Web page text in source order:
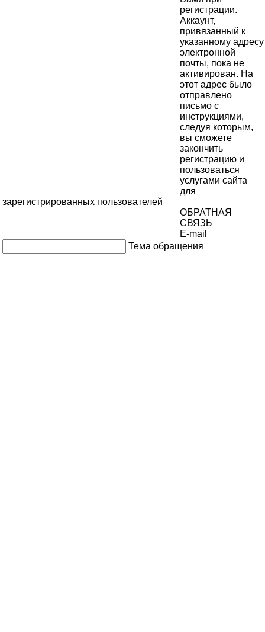
регистрации.
Аккаунт,
привязанный к
указанному адресу
электронной
почты, пока не
активирован. На
этот адрес было
отправлено
письмо с
инструкциями,
следуя которым,
вы сможете
закончить
регистрацию и
пользоваться
услугами сайта
для
зарегистрированных пользователей
ОБРАТНАЯ
СВЯЗЬ
E-mail
Тема обращения